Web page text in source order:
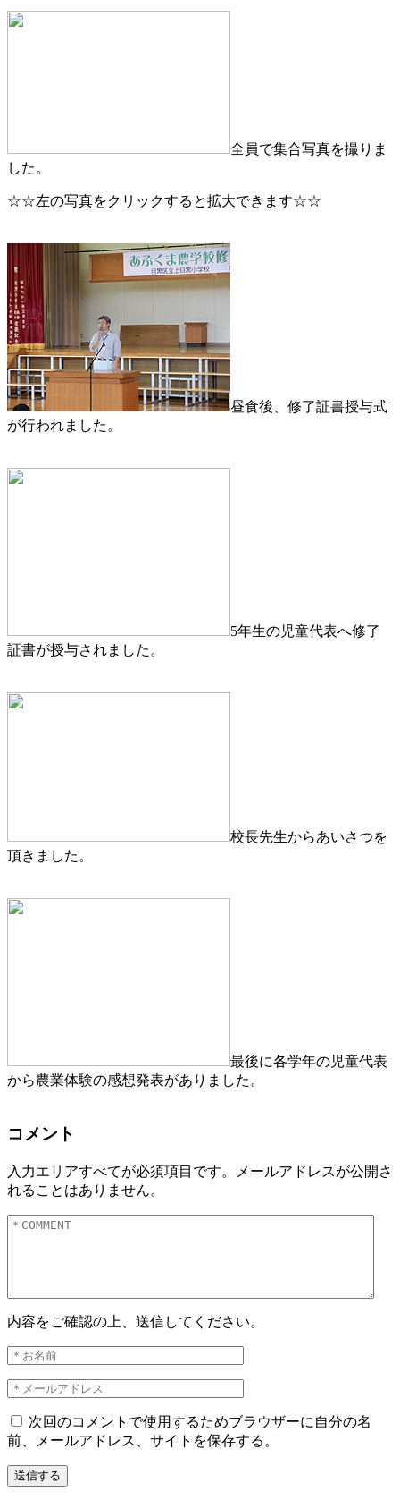
全員で集合写真を撮りま
した。
☆☆左の写真をクリックすると拡大できます☆☆
昼食後、修了証書授与式
が行われました。
5年生の児童代表へ修了
証書が授与されました。
校長先生からあいさつを
頂きました。
最後に各学年の児童代表
から農業体験の感想発表がありました。
コメント
入力エリアすべてが必須項目です。メールアドレスが公開さ
れることはありません。
内容をご確認の上、送信してください。
次回のコメントで使用するためブラウザーに自分の名
前、メールアドレス、サイトを保存する。